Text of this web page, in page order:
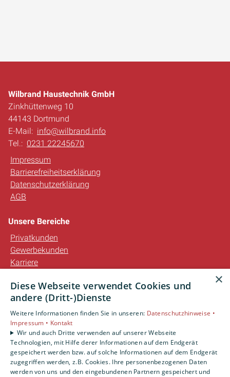
Wilbrand Haustechnik GmbH
Zinkhüttenweg 10
44143 Dortmund
E-Mail: info@wilbrand.info
Tel.: 0231 22245670
Impressum
Barrierefreiheitserklärung
Datenschutzerklärung
AGB
Unsere Bereiche
Privatkunden
Gewerbekunden
Karriere
Kontakt
×
Diese Webseite verwendet Cookies und
andere (Dritt-)Dienste
Weitere Informationen finden Sie in unseren: Datenschutzhinweise •
Impressum • Kontakt
Wir und auch Dritte verwenden auf unserer Webseite
Technologien, mit Hilfe derer Informationen auf dem Endgerät
gespeichert werden bzw. auf solche Informationen auf dem Endgerät
zugegriffen werden, z.B. Cookies. Ihre personenbezogenen Daten
werden von uns und den eingebundenen Partnern gespeichert und